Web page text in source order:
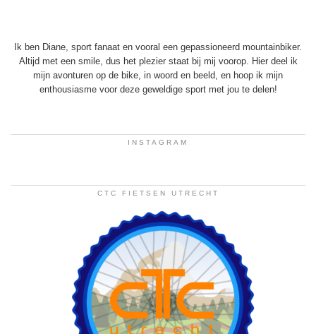
Ik ben Diane, sport fanaat en vooral een gepassioneerd mountainbiker.
Altijd met een smile, dus het plezier staat bij mij voorop. Hier deel ik
mijn avonturen op de bike, in woord en beeld, en hoop ik mijn
enthousiasme voor deze geweldige sport met jou te delen!
INSTAGRAM
CTC FIETSEN UTRECHT